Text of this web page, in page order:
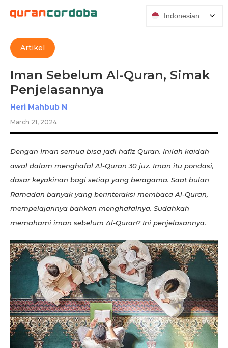
Artikel
Iman Sebelum Al-Quran, Simak
Penjelasannya
Heri Mahbub N
March 21, 2024
Dengan Iman semua bisa jadi hafiz Quran. Inilah kaidah
awal dalam menghafal Al-Quran 30 juz. Iman itu pondasi,
dasar keyakinan bagi setiap yang beragama. Saat bulan
Ramadan banyak yang berinteraksi membaca Al-Quran,
mempelajarinya bahkan menghafalnya. Sudahkah
memahami iman sebelum Al-Quran? Ini penjelasannya.
Indonesian